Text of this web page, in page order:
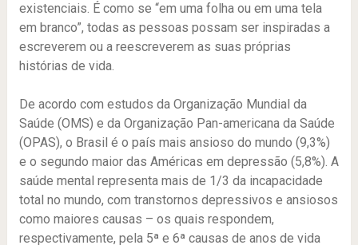
existenciais. É como se “em uma folha ou em uma tela
em branco”, todas as pessoas possam ser inspiradas a
escreverem ou a reescreverem as suas próprias
histórias de vida.
De acordo com estudos da Organização Mundial da
Saúde (OMS) e da Organização Pan-americana da Saúde
(OPAS), o Brasil é o país mais ansioso do mundo (9,3%)
e o segundo maior das Américas em depressão (5,8%). A
saúde mental representa mais de 1/3 da incapacidade
total no mundo, com transtornos depressivos e ansiosos
como maiores causas – os quais respondem,
respectivamente, pela 5ª e 6ª causas de anos de vida